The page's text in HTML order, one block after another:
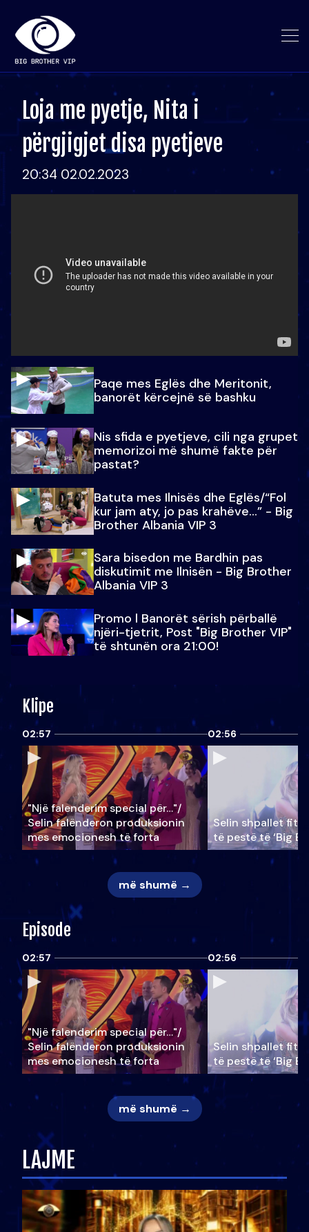
Loja me pyetje, Nita i
përgjigjet disa pyetjeve
20:34 02.02.2023
Paqe mes Eglës dhe Meritonit,
banorët kërcejnë së bashku
Nis sfida e pyetjeve, cili nga grupet
memorizoi më shumë fakte për
pastat?
Batuta mes Ilnisës dhe Eglës/“Fol
kur jam aty, jo pas krahëve…” - Big
Brother Albania VIP 3
Sara bisedon me Bardhin pas
diskutimit me Ilnisën - Big Brother
Albania VIP 3
Promo l Banorët sërish përballë
njëri-tjetrit, Post "Big Brother VIP"
të shtunën ora 21:00!
Klipe
02:57
"Një falenderim special për…"/
Selin falënderon produksionin
mes emocionesh të forta
02:56
Selin shpallet
të pestë të ‘Big
më shumë →
Episode
02:57
"Një falenderim special për…"/
Selin falënderon produksionin
mes emocionesh të forta
02:56
Selin shpallet
të pestë të ‘Big
më shumë →
LAJME